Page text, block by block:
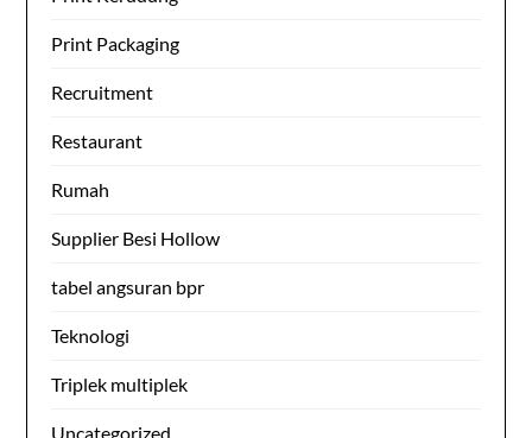
Print Packaging
Recruitment
Restaurant
Rumah
Supplier Besi Hollow
tabel angsuran bpr
Teknologi
Triplek multiplek
Uncategorized